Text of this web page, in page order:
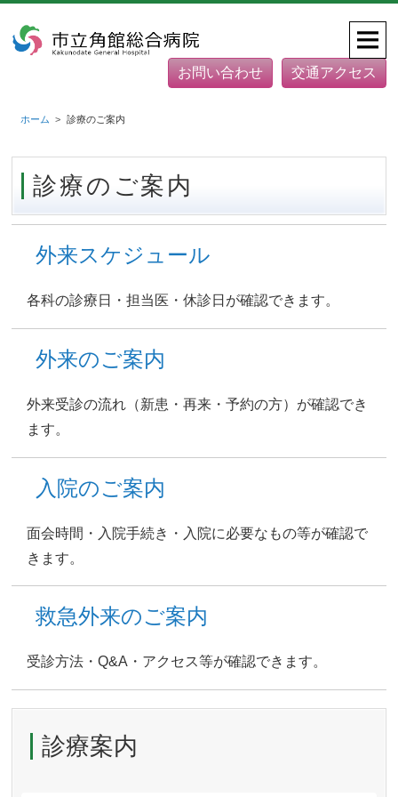
お問い合わせ 交通アクセス
ホーム 診療のご案内
診療のご案内
外来スケジュール
各科の診療日・担当医・休診日が確認できます。
外来のご案内
外来受診の流れ（新患・再来・予約の方）が確認でき
ます。
入院のご案内
面会時間・入院手続き・入院に必要なもの等が確認で
きます。
救急外来のご案内
受診方法・Q&A・アクセス等が確認できます。
診療案内